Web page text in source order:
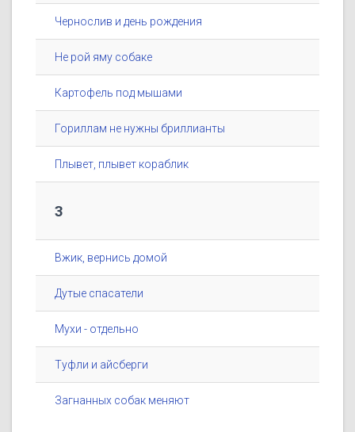
Чернослив и день рождения
Не рой яму собаке
Картофель под мышами
Гориллам не нужны бриллианты
Плывет, плывет кораблик
3
Вжик, вернись домой
Дутые спасатели
Мухи - отдельно
Туфли и айсберги
Загнанных собак меняют